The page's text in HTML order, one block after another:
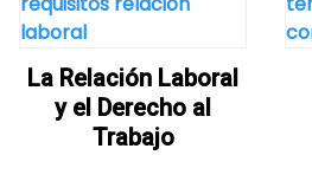
La Relación Laboral
y el Derecho al
Trabajo